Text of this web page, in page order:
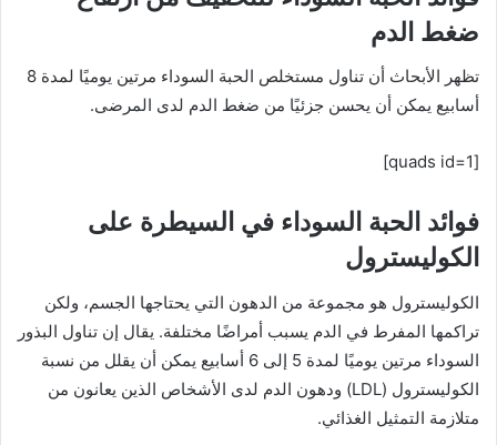
ضغط الدم
تظهر الأبحاث أن تناول مستخلص الحبة السوداء مرتين يوميًا لمدة 8
أسابيع يمكن أن يحسن جزئيًا من ضغط الدم لدى المرضى.
[quads id=1]
فوائد الحبة السوداء في السيطرة على
الكوليسترول
الكوليسترول هو مجموعة من الدهون التي يحتاجها الجسم، ولكن
تراكمها المفرط في الدم يسبب أمراضًا مختلفة. يقال إن تناول البذور
السوداء مرتين يوميًا لمدة 5 إلى 6 أسابيع يمكن أن يقلل من نسبة
الكوليسترول (LDL) ودهون الدم لدى الأشخاص الذين يعانون من
متلازمة التمثيل الغذائي.